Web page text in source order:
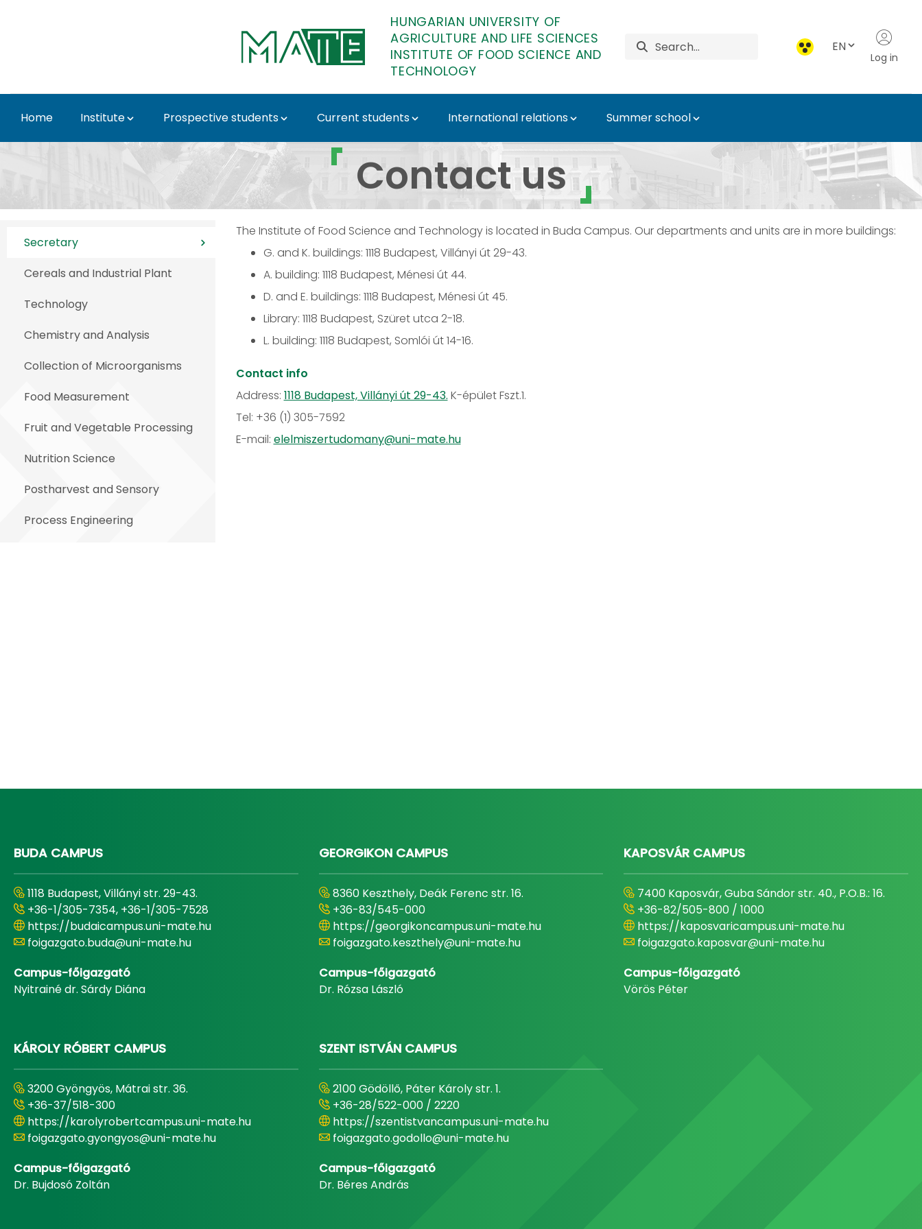
HUNGARIAN UNIVERSITY OF
AGRICULTURE AND LIFE SCIENCES
INSTITUTE OF FOOD SCIENCE AND
TECHNOLOGY
EN
Log in
Home Institute Prospective students Current students International relations Summer school
ETTI Contacts - Institute of Food Science and Technology
Contact us
Secretary
Cereals and Industrial Plant
Technology
Chemistry and Analysis
Collection of Microorganisms
Food Measurement
Fruit and Vegetable Processing
Nutrition Science
Postharvest and Sensory
Process Engineering
The Institute of Food Science and Technology is located in Buda Campus. Our departments and units are in more buildings:
G. and K. buildings: 1118 Budapest, Villányi út 29-43.
A. building: 1118 Budapest, Ménesi út 44.
D. and E. buildings: 1118 Budapest, Ménesi út 45.
Library: 1118 Budapest, Szüret utca 2-18.
L. building: 1118 Budapest, Somlói út 14-16.
Contact info
Address: 1118 Budapest, Villányi út 29-43. K-épület Fszt.1.
Tel: +36 (1) 305-7592
E-mail: elelmiszertudomany@uni-mate.hu
BUDA CAMPUS
1118 Budapest, Villányi str. 29-43.
+36-1/305-7354, +36-1/305-7528
https://budaicampus.uni-mate.hu
foigazgato.buda@uni-mate.hu
Campus-főigazgató
Nyitrainé dr. Sárdy Diána
GEORGIKON CAMPUS
8360 Keszthely, Deák Ferenc str. 16.
+36-83/545-000
https://georgikoncampus.uni-mate.hu
foigazgato.keszthely@uni-mate.hu
Campus-főigazgató
Dr. Rózsa László
KAPOSVÁR CAMPUS
7400 Kaposvár, Guba Sándor str. 40., P.O.B.: 16.
+36-82/505-800 / 1000
https://kaposvaricampus.uni-mate.hu
foigazgato.kaposvar@uni-mate.hu
Campus-főigazgató
Vörös Péter
KÁROLY RÓBERT CAMPUS
3200 Gyöngyös, Mátrai str. 36.
+36-37/518-300
https://karolyrobertcampus.uni-mate.hu
foigazgato.gyongyos@uni-mate.hu
Campus-főigazgató
Dr. Bujdosó Zoltán
SZENT ISTVÁN CAMPUS
2100 Gödöllő, Páter Károly str. 1.
+36-28/522-000 / 2220
https://szentistvancampus.uni-mate.hu
foigazgato.godollo@uni-mate.hu
Campus-főigazgató
Dr. Béres András